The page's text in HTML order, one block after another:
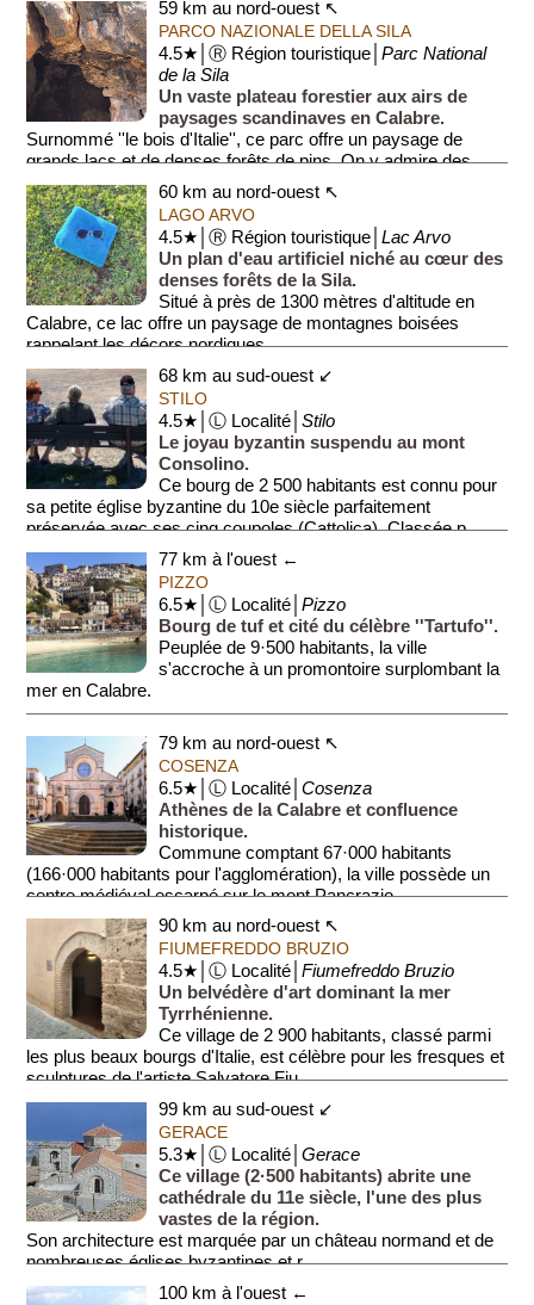
59 km au nord-ouest ↖
PARCO NAZIONALE DELLA SILA
4.5★│Ⓡ Région touristique│Parc National
de la Sila
Un vaste plateau forestier aux airs de
paysages scandinaves en Calabre.
Surnommé ''le bois d'Italie'', ce parc offre un paysage de
grands lacs et de denses forêts de pins. On y admire des
arbres géa...
60 km au nord-ouest ↖
LAGO ARVO
4.5★│Ⓡ Région touristique│Lac Arvo
Un plan d'eau artificiel niché au cœur des
denses forêts de la Sila.
Situé à près de 1300 mètres d'altitude en
Calabre, ce lac offre un paysage de montagnes boisées
rappelant les décors nordiques...
68 km au sud-ouest ↙
STILO
4.5★│Ⓛ Localité│Stilo
Le joyau byzantin suspendu au mont
Consolino.
Ce bourg de 2 500 habitants est connu pour
sa petite église byzantine du 10e siècle parfaitement
préservée avec ses cinq coupoles (Cattolica). Classée p...
77 km à l'ouest ←
PIZZO
6.5★│Ⓛ Localité│Pizzo
Bourg de tuf et cité du célèbre ''Tartufo''.
Peuplée de 9·500 habitants, la ville
s'accroche à un promontoire surplombant la
mer en Calabre.
Le centre possède un château où fut exécuté Mu...
79 km au nord-ouest ↖
COSENZA
6.5★│Ⓛ Localité│Cosenza
Athènes de la Calabre et confluence
historique.
Commune comptant 67·000 habitants
(166·000 habitants pour l'agglomération), la ville possède un
centre médiéval escarpé sur le mont Pancrazio.
90 km au nord-ouest ↖
FIUMEFREDDO BRUZIO
4.5★│Ⓛ Localité│Fiumefreddo Bruzio
Un belvédère d'art dominant la mer
Tyrrhénienne.
Ce village de 2 900 habitants, classé parmi
les plus beaux bourgs d'Italie, est célèbre pour les fresques et
sculptures de l'artiste Salvatore Fiu...
99 km au sud-ouest ↙
GERACE
5.3★│Ⓛ Localité│Gerace
Ce village (2·500 habitants) abrite une
cathédrale du 11e siècle, l'une des plus
vastes de la région.
Son architecture est marquée par un château normand et de
nombreuses églises byzantines et r...
100 km à l'ouest ←